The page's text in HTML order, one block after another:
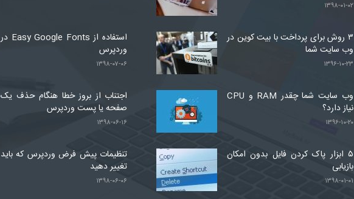
استفاده از Easy Google Fonts در
وردپرس
۱۳۹۸-۰۷-۰۶
اجتناب از بروز خطا هنگام حذف یک
صفحه یا پست وردپرس
۱۳۹۸-۰۶-۱۶
تنظیمات پیش فرض وردپرس که باید
تغییر دهید
۱۳۹۸-۰۶-۰۶
۱۳۹۸-۰۱-۰۲
۳ روش برای پرداخت با بیت کوین در
وب سایت شما
۱۳۹۶-۱۰-۲۳
وب سایت شما چقدر RAM و CPU
نیاز دارد؟
۱۳۹۶-۱۰-۲۰
۵ ابزار پاک کردن فایل بدون امکان
بازیابی
۱۳۹۸-۰۱-۰۱